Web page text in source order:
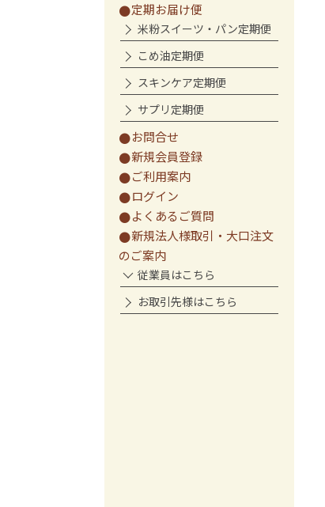
定期お届け便
米粉スイーツ・パン定期便
こめ油定期便
スキンケア定期便
サプリ定期便
お問合せ
新規会員登録
ご利用案内
ログイン
よくあるご質問
新規法人様取引・大口注文
のご案内
従業員はこちら
お取引先様はこちら